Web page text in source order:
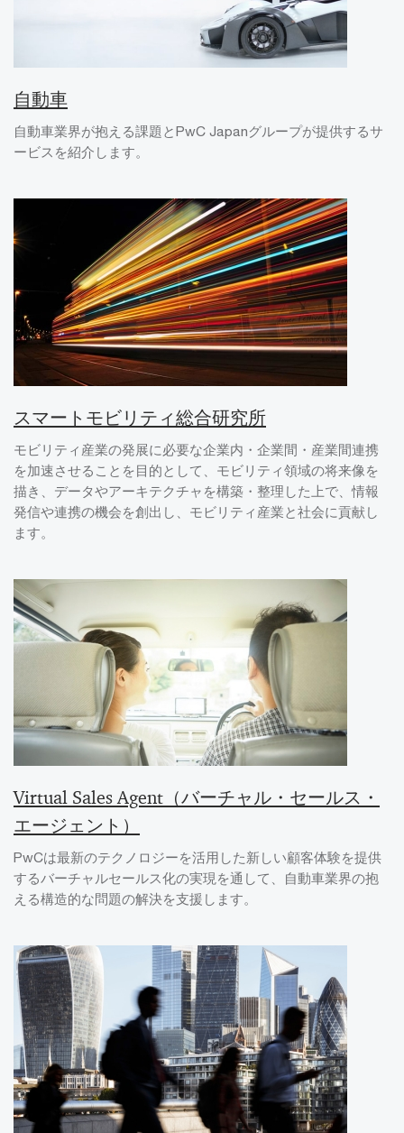
自動車
自動車業界が抱える課題とPwC Japanグループが提供するサ
ービスを紹介します。
スマートモビリティ総合研究所
モビリティ産業の発展に必要な企業内・企業間・産業間連携
を加速させることを目的として、モビリティ領域の将来像を
描き、データやアーキテクチャを構築・整理した上で、情報
発信や連携の機会を創出し、モビリティ産業と社会に貢献し
ます。
Virtual Sales Agent（バーチャル・セールス・
エージェント）
PwCは最新のテクノロジーを活用した新しい顧客体験を提供
するバーチャルセールス化の実現を通して、自動車業界の抱
える構造的な問題の解決を支援します。